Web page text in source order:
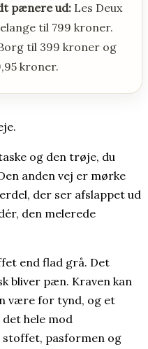
pænere ud: Les Deux
til 799 kroner.
til 399 kroner og
kroner.
og den trøje, du
anden vej er mørke
der ser afslappet ud
den melerede
end flad grå. Det
bliver pæn. Kraven kan
være for tynd, og et
hele mod
stoffet, pasformen og